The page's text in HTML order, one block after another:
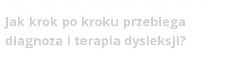
Jak krok po kroku przebiega
diagnoza i terapia dysleksji?